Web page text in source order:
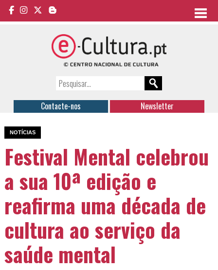
Contacte-nos Newsletter
NOTÍCIAS
Festival Mental celebrou
a sua 10ª edição e
reafirma uma década de
cultura ao serviço da
saúde mental